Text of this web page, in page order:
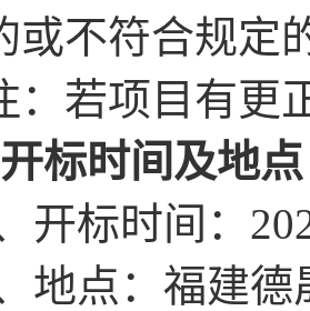
或不符合规定
：若项目有更
标时间及地点
开标时间：
地点：福建